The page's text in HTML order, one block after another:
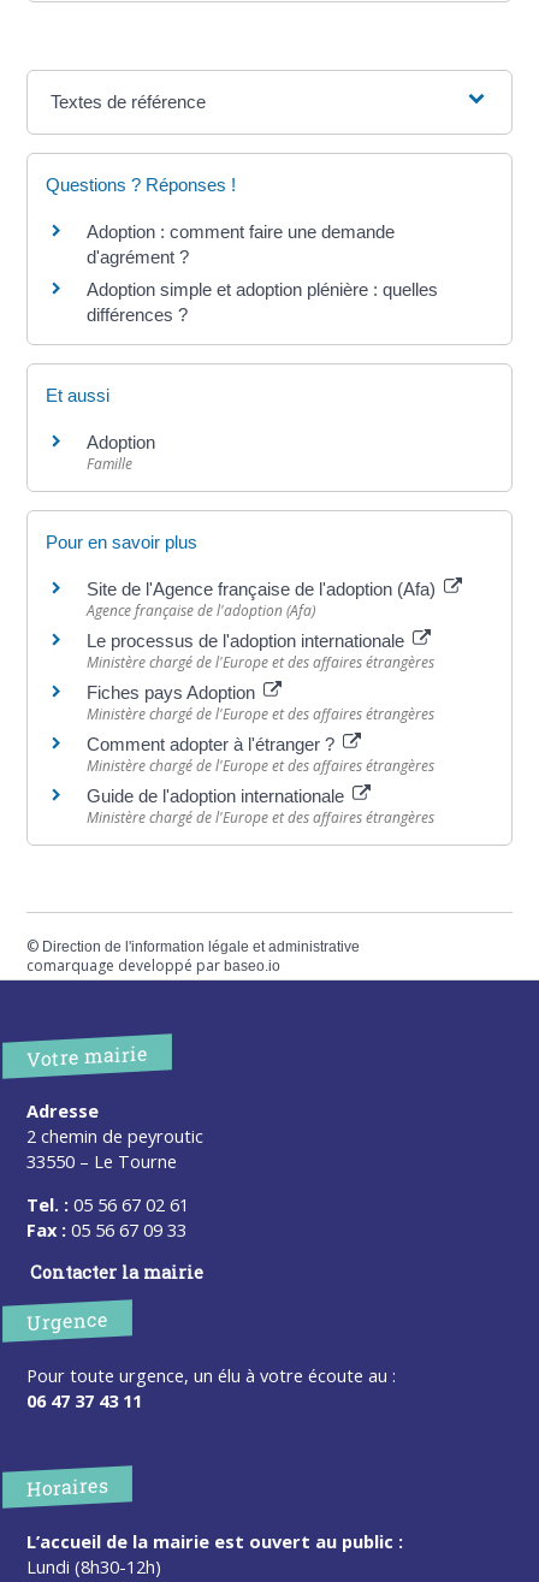
Textes de référence
Questions ? Réponses !
Adoption : comment faire une demande
d'agrément ?
Adoption simple et adoption plénière : quelles
différences ?
Et aussi
Adoption
Famille
Pour en savoir plus
Site de l'Agence française de l'adoption (Afa)
Agence française de l'adoption (Afa)
Le processus de l'adoption internationale
Ministère chargé de l'Europe et des affaires étrangères
Fiches pays Adoption
Ministère chargé de l'Europe et des affaires étrangères
Comment adopter à l'étranger ?
Ministère chargé de l'Europe et des affaires étrangères
Guide de l'adoption internationale
Ministère chargé de l'Europe et des affaires étrangères
© Direction de l'information légale et administrative
comarquage developpé parbaseo.io
Votre mairie
Adresse
2 chemin de peyroutic
33550 – Le Tourne
Tel. : 05 56 67 02 61
Fax : 05 56 67 09 33
Contacter la mairie
Urgence
Pour toute urgence, un élu à votre écoute au :
06 47 37 43 11
Horaires
L’accueil de la mairie est ouvert au public :
Lundi (8h30-12h)